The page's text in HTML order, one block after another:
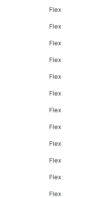
Flex
Flex
Flex
Flex
Flex
Flex
Flex
Flex
Flex
Flex
Flex
Flex